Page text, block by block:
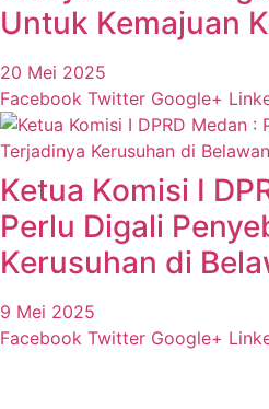
Untuk Kemajuan
20 Mei 2025
Facebook Twitter Google+
Ketua Komisi I
Perlu Digali
Kerusuhan di
9 Mei 2025
Facebook Twitter Google+